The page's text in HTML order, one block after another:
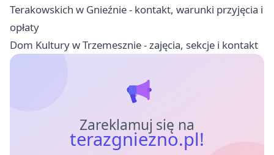
Terakowskich w Gnieźnie - kontakt, warunki przyjęcia i
opłaty
Dom Kultury w Trzemesznie - zajęcia, sekcje i kontakt
Zareklamuj się na
terazgniezno.pl!